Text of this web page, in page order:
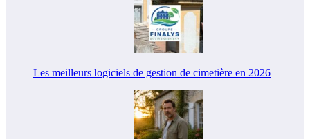
Les meilleurs logiciels de gestion de cimetière en 2026